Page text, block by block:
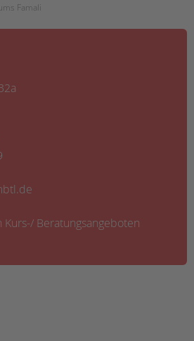
Famali
Beratungsangeboten